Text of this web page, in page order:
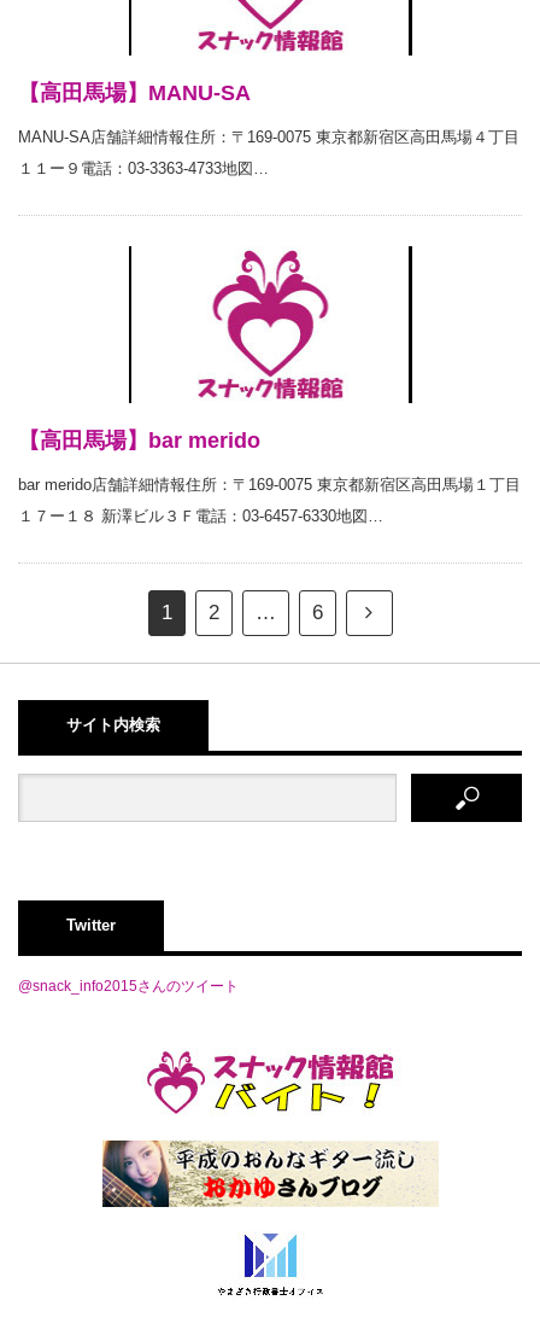
【高田馬場】MANU-SA
MANU-SA店舗詳細情報住所：〒169-0075 東京都新宿区高田馬場４丁目
１１ー９電話：03-3363-4733地図…
【高田馬場】bar merido
bar merido店舗詳細情報住所：〒169-0075 東京都新宿区高田馬場１丁目
１７ー１８ 新澤ビル３Ｆ電話：03-6457-6330地図…
1 2 … 6
サイト内検索
Twitter
@snack_info2015さんのツイート